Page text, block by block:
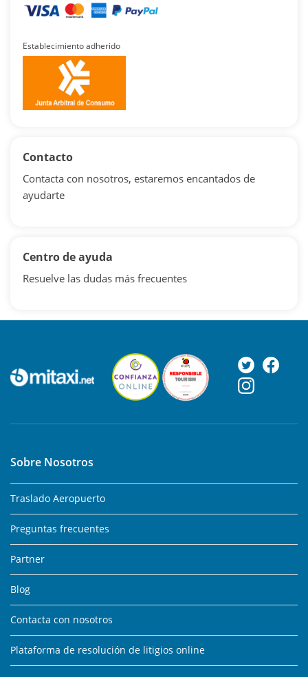
Establecimiento adherido
Contacto
Contacta con nosotros, estaremos encantados de
ayudarte
Centro de ayuda
Resuelve las dudas más frecuentes
Sobre Nosotros
Traslado Aeropuerto
Preguntas frecuentes
Partner
Blog
Contacta con nosotros
Plataforma de resolución de litigios online